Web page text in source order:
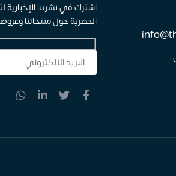
اشترك في نشرتنا
الحصرية حول منتجاتنا